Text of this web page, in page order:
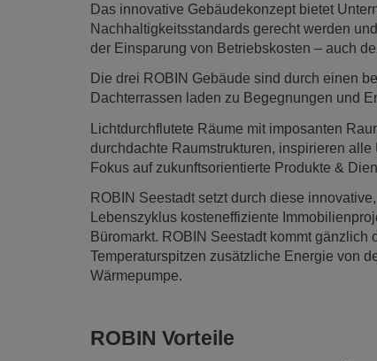
Das innovative Gebäudekonzept bietet
Nachhaltigkeitsstandards gerecht werden
der Einsparung von Betriebskosten – auch
Die drei ROBIN Gebäude sind durch einen
Dachterrassen laden zu Begegnungen und
Lichtdurchflutete Räume mit imposanten
durchdachte Raumstrukturen, inspirieren
Fokus auf zukunftsorientierte Produkte &
ROBIN Seestadt setzt durch diese
Lebenszyklus kosteneffiziente
Büromarkt. ROBIN Seestadt kommt
Temperaturspitzen zusätzliche Energie von
Wärmepumpe.
ROBIN Vorteile